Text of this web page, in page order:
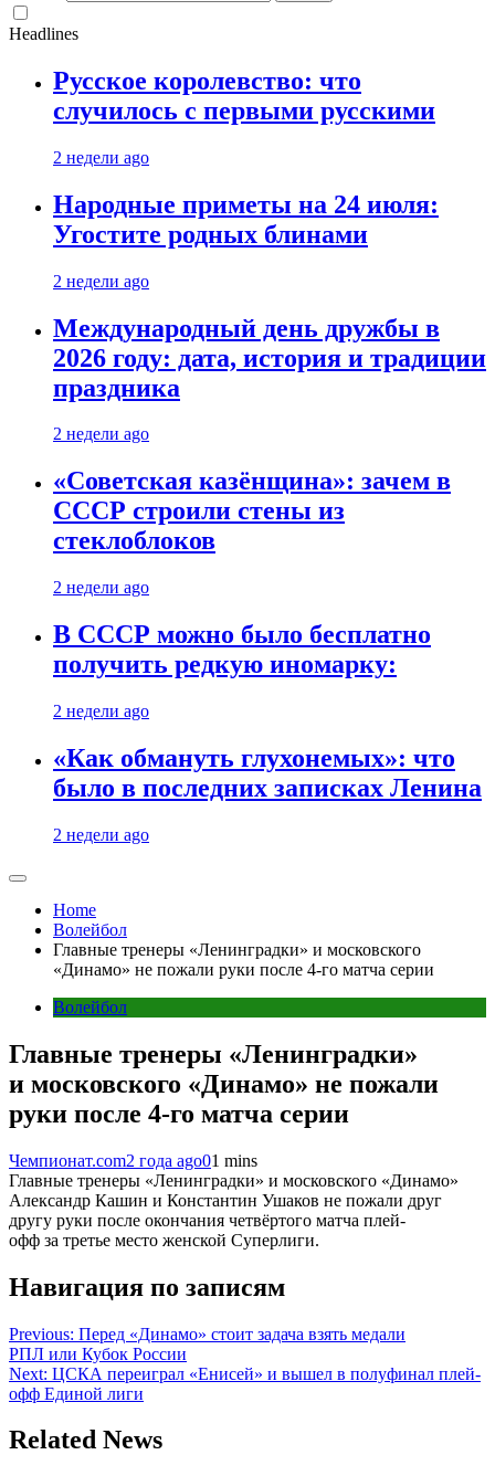
Headlines
Русское королевство: что
случилось с первыми русскими
2 недели ago
Народные приметы на 24 июля:
Угостите родных блинами
2 недели ago
Международный день дружбы в
2026 году: дата, история и традиции
праздника
2 недели ago
«Советская казёнщина»: зачем в
СССР строили стены из
стеклоблоков
2 недели ago
В СССР можно было бесплатно
получить редкую иномарку:
2 недели ago
«Как обмануть глухонемых»: что
было в последних записках Ленина
2 недели ago
Home
Волейбол
Главные тренеры «Ленинградки» и московского
«Динамо» не пожали руки после 4-го матча серии
Волейбол
Главные тренеры «Ленинградки»
и московского «Динамо» не пожали
руки после 4-го матча серии
Чемпионат.com2 года ago01 mins
Главные тренеры «Ленинградки» и московского «Динамо»
Александр Кашин и Константин Ушаков не пожали друг
другу руки после окончания четвёртого матча плей-
офф за третье место женской Суперлиги.
Навигация по записям
Previous: Перед «Динамо» стоит задача взять медали
РПЛ или Кубок России
Next: ЦСКА переиграл «Енисей» и вышел в полуфинал плей-
офф Единой лиги
Related News